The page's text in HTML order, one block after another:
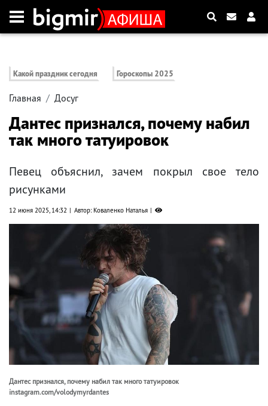
Какой праздник сегодня Гороскопы 2025
Главная Досуг
Дантес признался, почему набил
так много татуировок
Певец объяснил, зачем покрыл свое тело
рисунками
12 июня 2025, 14:32 Автор: Коваленко Наталья
Дантес признался, почему набил так много татуировок
instagram.com/volodymyrdantes